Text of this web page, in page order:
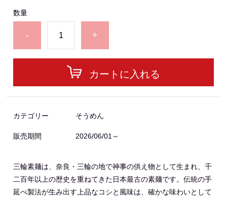
数量
- +
カートに入れる
カテゴリー そうめん
販売期間 2026/06/01～
三輪素麺は、奈良・三輪の地で神事の供え物として生まれ、千
二百年以上の歴史を重ねてきた日本最古の素麺です。伝統の手
延べ製法が生み出す上品なコシと風味は、確かな味わいとして